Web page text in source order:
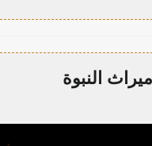
ميراث النبوة